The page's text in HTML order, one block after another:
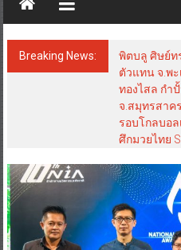
Breaking News:
พิตบลู ศิษย์ท
ตัวแทน จ.พ
ทองไสล กำ
จ.สมุทรสาค
รอบโกลบอ
ศึกมวยไทย